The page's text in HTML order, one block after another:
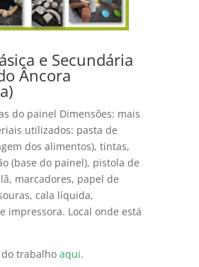
e Secundária
Âncora
do painel Dimensões: mais
utilizados: pasta de
dos alimentos), tintas,
(base do painel), pistola de
marcadores, papel de
cala líquida,
impressora. Local onde está
trabalho aqui.